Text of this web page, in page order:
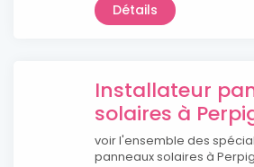
Détails
Installateur
solaires à
voir l'ensemble des
panneaux solaires à